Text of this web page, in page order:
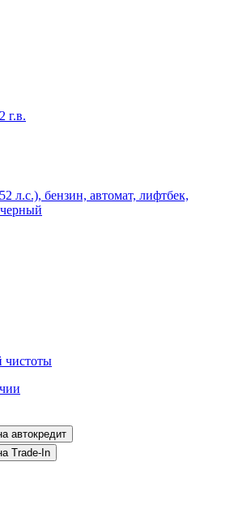
г.в.
л.с.), бензин, автомат, лифтбек,
чистоты
на автокредит
на Trade-In